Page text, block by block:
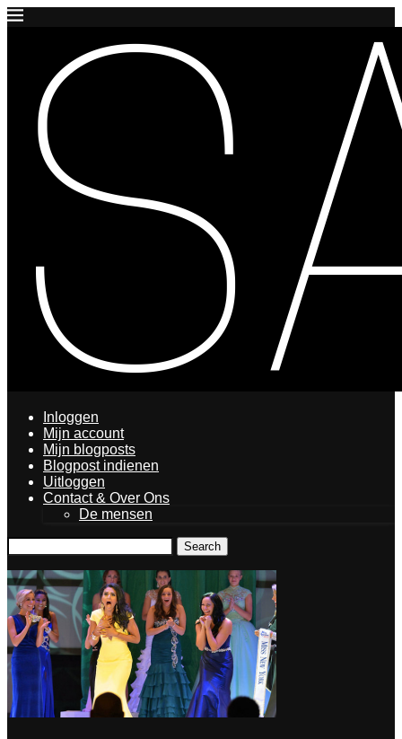
Inloggen
Mijn account
Mijn blogposts
Blogpost indienen
Uitloggen
Contact & Over Ons
De mensen
Search